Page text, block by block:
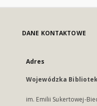
DANE KONTAKTOWE
Adres
Wojewódzka
im. Emilii Sukertowej-